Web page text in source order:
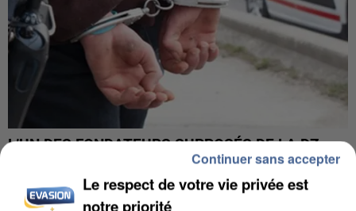
L’UN DES FONDATEURS SUPPOSÉS DE LA DZ
MAFIA INTERPELLÉ EN ALGÉRIE
Le respect de votre vie privée est
notre priorité
Continuer sans accepter